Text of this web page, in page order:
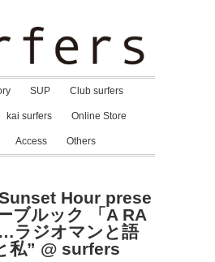
SUP Club surfers
kai surfers Online Store
Access Others
Hour prese
ブルック 「A RA
ラジオマンと語
私” @ surfers